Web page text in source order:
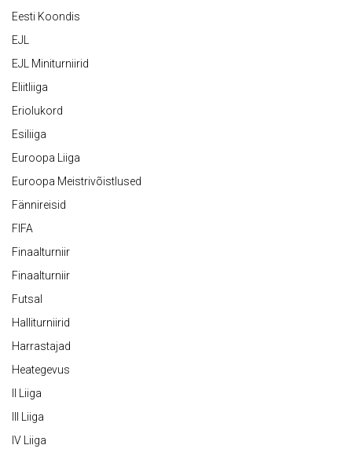
Eesti Koondis
EJL
EJL Miniturniirid
Eliitliiga
Eriolukord
Esiliiga
Euroopa Liiga
Euroopa Meistrivõistlused
Fännireisid
FIFA
Finaalturniir
Finaalturniir
Futsal
Halliturniirid
Harrastajad
Heategevus
II Liiga
III Liiga
IV Liiga